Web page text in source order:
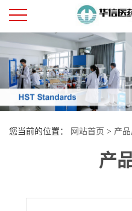
公
司
首
页
司
您当前的位置： 网站首页 > 产
产